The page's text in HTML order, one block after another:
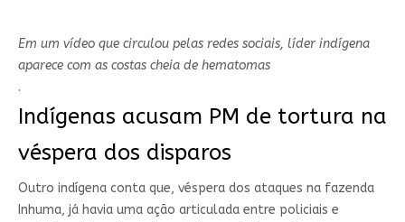
Em um vídeo que circulou pelas redes sociais, líder indígena
aparece com as costas cheia de hematomas
.
Indígenas acusam PM de tortura na
véspera dos disparos
Outro indígena conta que, véspera dos ataques na fazenda
Inhuma, já havia uma ação articulada entre policiais e